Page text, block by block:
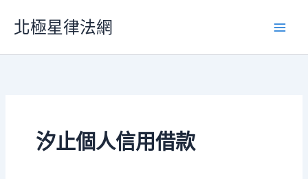
要
北極星律法網
汐止個人信用借款